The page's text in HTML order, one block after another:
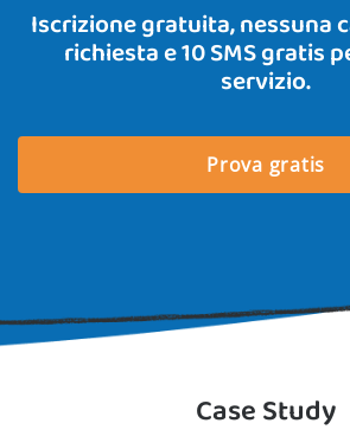
Iscrizione gratuita, nessuna
richiesta e 10 SMS gratis
servizio.
Prova gratis
Case Study